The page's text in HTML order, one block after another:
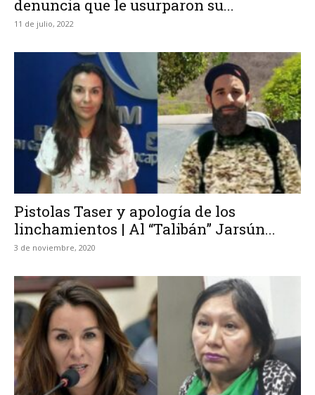
denuncia que le usurparon su...
11 de julio, 2022
Pistolas Taser y apología de los
linchamientos | Al “Talibán” Jarsún...
3 de noviembre, 2020